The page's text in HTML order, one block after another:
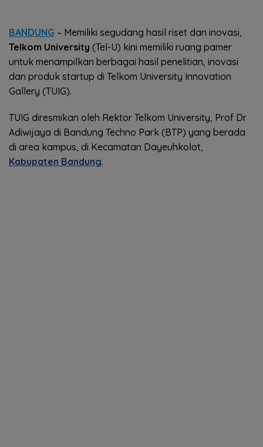
BANDUNG – Memiliki segudang hasil riset dan inovasi,
Telkom University (Tel-U) kini memiliki ruang pamer
untuk menampilkan berbagai hasil penelitian, inovasi
dan produk startup di Telkom University Innovation
Gallery (TUIG).
TUIG diresmikan oleh Rektor Telkom University, Prof Dr
Adiwijaya di Bandung Techno Park (BTP) yang berada
di area kampus, di Kecamatan Dayeuhkolot,
Kabupaten Bandung.